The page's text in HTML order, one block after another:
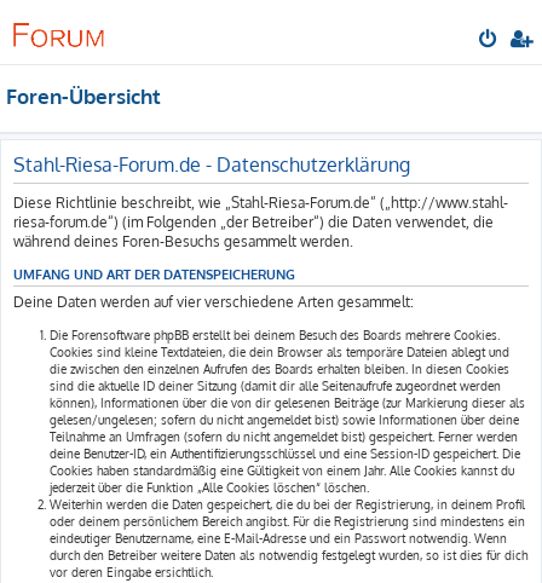
Foren-Übersicht
Stahl-Riesa-Forum.de - Datenschutzerklärung
Diese Richtlinie beschreibt, wie „Stahl-Riesa-Forum.de“ („http://www.stahl-
riesa-forum.de“) (im Folgenden „der Betreiber“) die Daten verwendet, die
während deines Foren-Besuchs gesammelt werden.
UMFANG UND ART DER DATENSPEICHERUNG
Deine Daten werden auf vier verschiedene Arten gesammelt:
Die Forensoftware phpBB erstellt bei deinem Besuch des Boards mehrere Cookies.
Cookies sind kleine Textdateien, die dein Browser als temporäre Dateien ablegt und
die zwischen den einzelnen Aufrufen des Boards erhalten bleiben. In diesen Cookies
sind die aktuelle ID deiner Sitzung (damit dir alle Seitenaufrufe zugeordnet werden
können), Informationen über die von dir gelesenen Beiträge (zur Markierung dieser als
gelesen/ungelesen; sofern du nicht angemeldet bist) sowie Informationen über deine
Teilnahme an Umfragen (sofern du nicht angemeldet bist) gespeichert. Ferner werden
deine Benutzer-ID, ein Authentifizierungsschlüssel und eine Session-ID gespeichert. Die
Cookies haben standardmäßig eine Gültigkeit von einem Jahr. Alle Cookies kannst du
jederzeit über die Funktion „Alle Cookies löschen“ löschen.
Weiterhin werden die Daten gespeichert, die du bei der Registrierung, in deinem Profil
oder deinem persönlichem Bereich angibst. Für die Registrierung sind mindestens ein
eindeutiger Benutzername, eine E-Mail-Adresse und ein Passwort notwendig. Wenn
durch den Betreiber weitere Daten als notwendig festgelegt wurden, so ist dies für dich
vor deren Eingabe ersichtlich.